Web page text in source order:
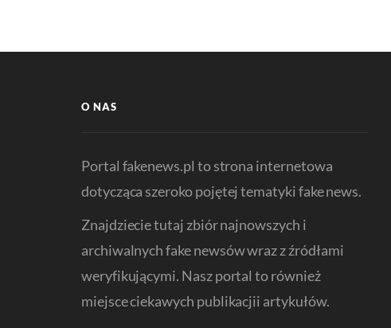
O NAS
Portal fakenews.pl to strona internetowa
dotycząca szeroko pojętej tematyki fake news.
Znajdziecie tutaj zbiór najnowszych i
archiwalnych fake newsów wraz z źródłami
weryfikującymi. Nasz portal to również
miejsce ciekawych publikacjii artykułów.